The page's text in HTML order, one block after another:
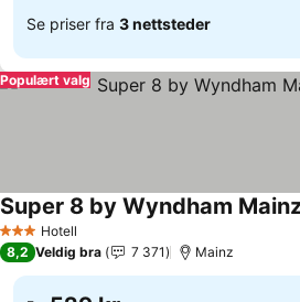
Se priser fra 3 nettsteder
Populært valg
3 StjernerHotell
Super 8 by Wyndham
8,2 Veldig bra 7 371 Mainz